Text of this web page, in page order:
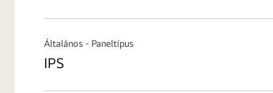
Általános - Paneltípus
IPS